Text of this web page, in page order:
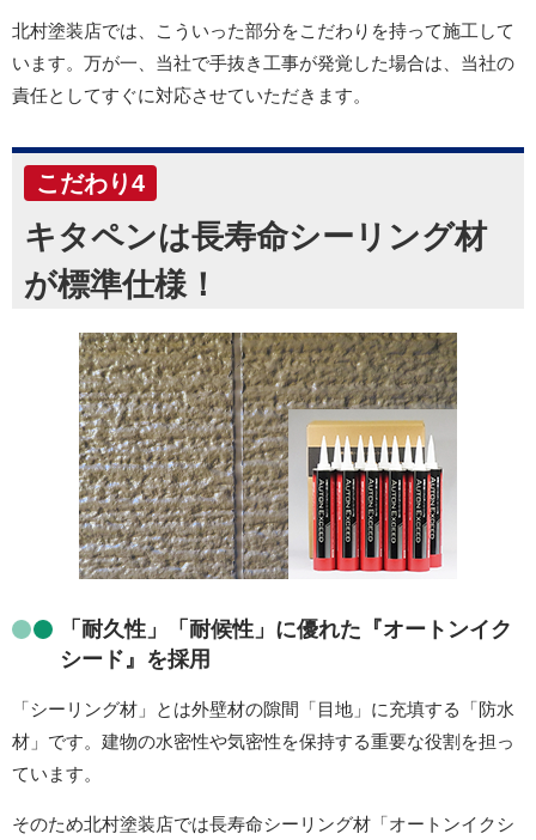
北村塗装店では、こういった部分をこだわりを持って施工して
います。万が一、当社で手抜き工事が発覚した場合は、当社の
責任としてすぐに対応させていただきます。
こだわり4
キタペンは長寿命シーリング材
が標準仕様！
「耐久性」「耐候性」に優れた『オートンイク
シード』を採用
「シーリング材」とは外壁材の隙間「目地」に充填する「防水
材」です。建物の水密性や気密性を保持する重要な役割を担っ
ています。
そのため北村塗装店では長寿命シーリング材「オートンイクシ